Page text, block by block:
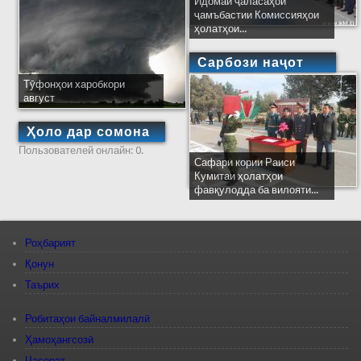
Тӯфонҳои харобкори
август
Ҳоло дар сомона
Пользователей онлайн: 0.
ҷамъбастии Комиссияҳои
ҳолатҳои...
Сарбози наҷот
Сафари кории Раиси
Кумитаи ҳолатҳои
фавқулодда ба вилояти...
Роҳбарият
Қонун
Таърих
Робитаҳои байналмилалӣ
Ҳамоҳангсозӣ